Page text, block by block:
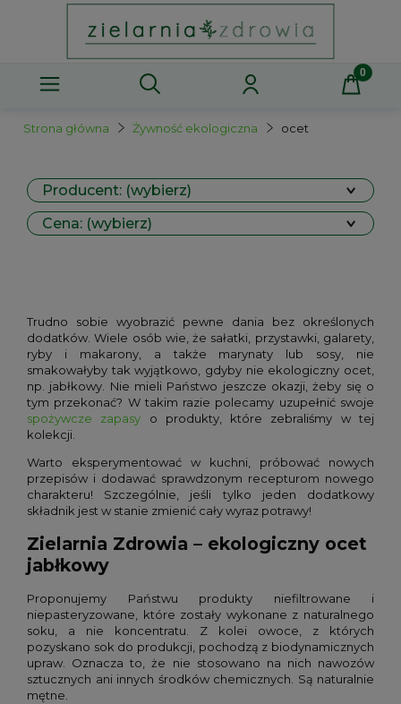
Strona główna Żywność ekologiczna ocet
Producent: (wybierz)
Cena: (wybierz)
Trudno sobie wyobrazić pewne dania bez określonych
dodatków. Wiele osób wie, że sałatki, przystawki, galarety,
ryby i makarony, a także marynaty lub sosy, nie
smakowałyby tak wyjątkowo, gdyby nie ekologiczny ocet,
np. jabłkowy. Nie mieli Państwo jeszcze okazji, żeby się o
tym przekonać? W takim razie polecamy uzupełnić swoje
spożywcze zapasy o produkty, które zebraliśmy w tej
kolekcji.
Warto eksperymentować w kuchni, próbować nowych
przepisów i dodawać sprawdzonym recepturom nowego
charakteru! Szczególnie, jeśli tylko jeden dodatkowy
składnik jest w stanie zmienić cały wyraz potrawy!
Zielarnia Zdrowia – ekologiczny ocet
jabłkowy
Proponujemy Państwu produkty niefiltrowane i
niepasteryzowane, które zostały wykonane z naturalnego
soku, a nie koncentratu. Z kolei owoce, z których
pozyskano sok do produkcji, pochodzą z biodynamicznych
upraw. Oznacza to, że nie stosowano na nich nawozów
sztucznych ani innych środków chemicznych. Są naturalnie
mętne.